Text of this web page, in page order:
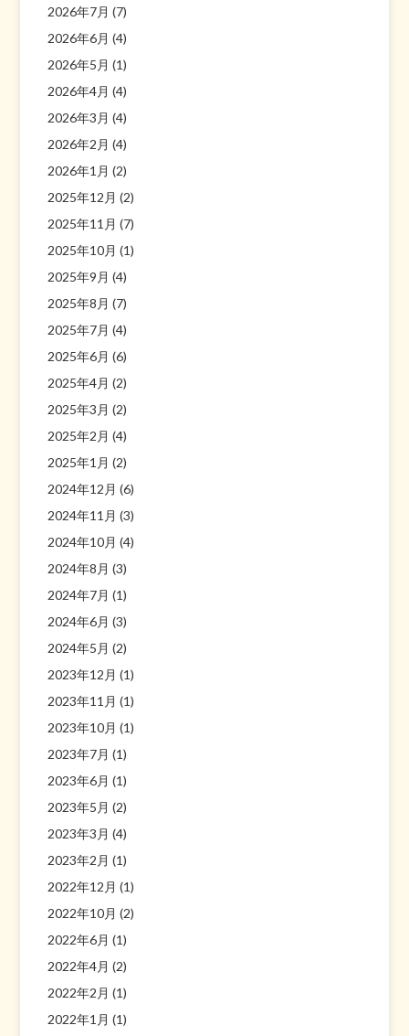
2026年7月 (7)
2026年6月 (4)
2026年5月 (1)
2026年4月 (4)
2026年3月 (4)
2026年2月 (4)
2026年1月 (2)
2025年12月 (2)
2025年11月 (7)
2025年10月 (1)
2025年9月 (4)
2025年8月 (7)
2025年7月 (4)
2025年6月 (6)
2025年4月 (2)
2025年3月 (2)
2025年2月 (4)
2025年1月 (2)
2024年12月 (6)
2024年11月 (3)
2024年10月 (4)
2024年8月 (3)
2024年7月 (1)
2024年6月 (3)
2024年5月 (2)
2023年12月 (1)
2023年11月 (1)
2023年10月 (1)
2023年7月 (1)
2023年6月 (1)
2023年5月 (2)
2023年3月 (4)
2023年2月 (1)
2022年12月 (1)
2022年10月 (2)
2022年6月 (1)
2022年4月 (2)
2022年2月 (1)
2022年1月 (1)